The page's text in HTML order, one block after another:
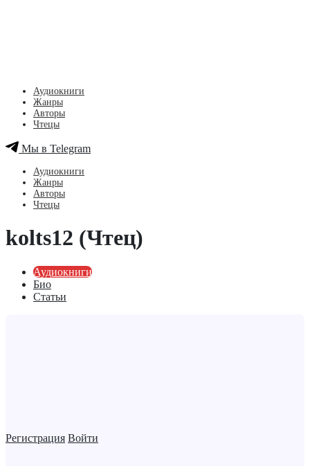
Регистрация Войти
Аудиокниги
Жанры
Авторы
Чтецы
Мы в Telegram
Аудиокниги
Жанры
Авторы
Чтецы
kolts12 (Чтец)
Аудиокниги
Био
Статьи